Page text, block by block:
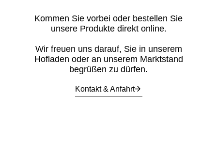
Kommen Sie vorbei oder bestellen Sie
unsere Produkte direkt online.
Wir freuen uns darauf, Sie in unserem
Hofladen oder an unserem Marktstand
begrüßen zu dürfen.
Kontakt & Anfahrt